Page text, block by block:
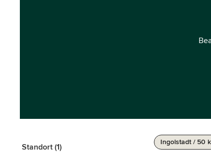
Standort (1)
Ingolstadt / 50